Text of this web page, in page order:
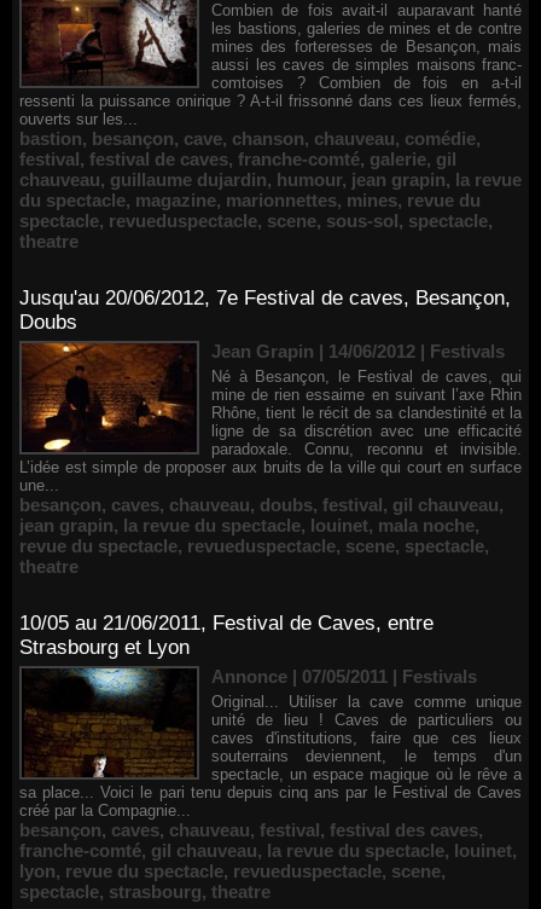
Combien de fois avait-il auparavant hanté
les bastions, galeries de mines et de contre
mines des forteresses de Besançon, mais
aussi les caves de simples maisons franc-
comtoises ? Combien de fois en a-t-il
ressenti la puissance onirique ? A-t-il frissonné dans ces lieux fermés,
ouverts sur les...
bastion, besançon, cave, chanson, chauveau, comédie,
festival, festival de caves, franche-comté, galerie, gil
chauveau, guillaume dujardin, humour, jean grapin, la revue
du spectacle, magazine, marionnettes, mines, revue du
spectacle, revueduspectacle, scene, sous-sol, spectacle,
theatre
Jusqu'au 20/06/2012, 7e Festival de caves, Besançon,
Doubs
Jean Grapin | 14/06/2012 | Festivals
Né à Besançon, le Festival de caves, qui
mine de rien essaime en suivant l’axe Rhin
Rhône, tient le récit de sa clandestinité et la
ligne de sa discrétion avec une efficacité
paradoxale. Connu, reconnu et invisible.
L’idée est simple de proposer aux bruits de la ville qui court en surface
une...
besançon, caves, chauveau, doubs, festival, gil chauveau,
jean grapin, la revue du spectacle, louinet, mala noche,
revue du spectacle, revueduspectacle, scene, spectacle,
theatre
10/05 au 21/06/2011, Festival de Caves, entre
Strasbourg et Lyon
Annonce | 07/05/2011 | Festivals
Original... Utiliser la cave comme unique
unité de lieu ! Caves de particuliers ou
caves d'institutions, faire que ces lieux
souterrains deviennent, le temps d'un
spectacle, un espace magique où le rêve a
sa place... Voici le pari tenu depuis cinq ans par le Festival de Caves
créé par la Compagnie...
besançon, caves, chauveau, festival, festival des caves,
franche-comté, gil chauveau, la revue du spectacle, louinet,
lyon, revue du spectacle, revueduspectacle, scene,
spectacle, strasbourg, theatre